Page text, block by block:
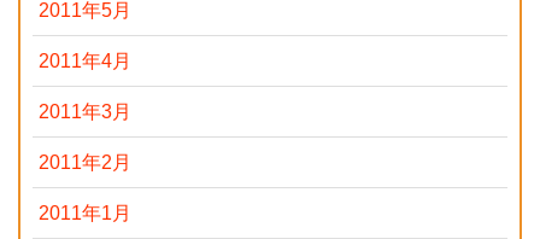
2011年5月
2011年4月
2011年3月
2011年2月
2011年1月